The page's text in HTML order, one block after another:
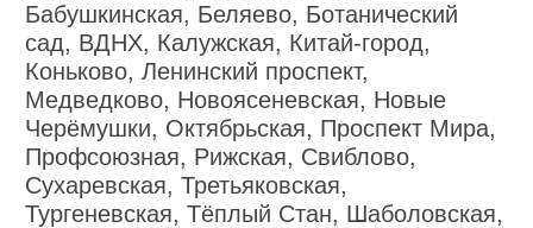
Бабушкинская, Беляево, Ботанический
сад, ВДНХ, Калужская, Китай-город,
Коньково, Ленинский проспект,
Медведково, Новоясеневская, Новые
Черёмушки, Октябрьская, Проспект Мира,
Профсоюзная, Рижская, Свиблово,
Сухаревская, Третьяковская,
Тургеневская, Тёплый Стан, Шаболовская,